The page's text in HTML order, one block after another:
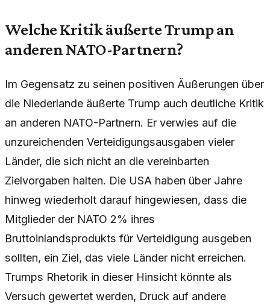
Welche Kritik äußerte Trump an
anderen NATO-Partnern?
Im Gegensatz zu seinen positiven Äußerungen über
die Niederlande äußerte Trump auch deutliche Kritik
an anderen NATO-Partnern. Er verwies auf die
unzureichenden Verteidigungsausgaben vieler
Länder, die sich nicht an die vereinbarten
Zielvorgaben halten. Die USA haben über Jahre
hinweg wiederholt darauf hingewiesen, dass die
Mitglieder der NATO 2% ihres
Bruttoinlandsprodukts für Verteidigung ausgeben
sollten, ein Ziel, das viele Länder nicht erreichen.
Trumps Rhetorik in dieser Hinsicht könnte als
Versuch gewertet werden, Druck auf andere